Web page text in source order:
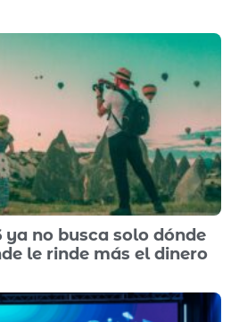
ya no busca solo dónde
le rinde más el dinero